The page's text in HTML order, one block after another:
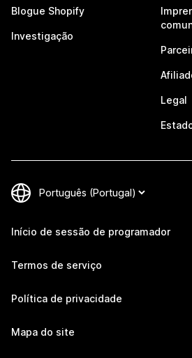
Blogue Shopify
Investigação
Legal
Início de sessão de programador
Termos de serviço
Política de privacidade
Mapa do site